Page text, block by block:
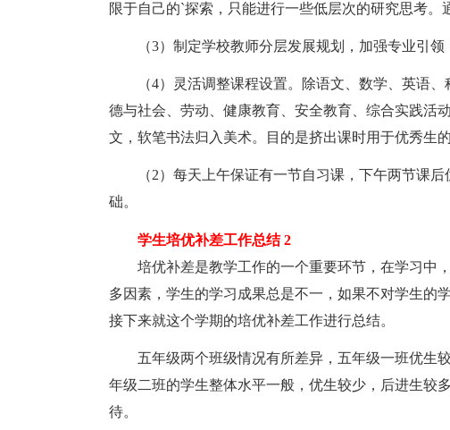
限于自己的`探索，只能进行一些低层次的研究思考。
（3）制定学校教师分层发展规划，加强专业引领
（4）灵活调整课程设置。除语文、数学、英语、
德与社会、劳动、健康教育、安全教育、综合实践活
文，软笔书法归入美术。目的是挤出课时用于优秀生
（2）每天上午保证有一节自习课，下午两节课后
础。
学生培优补差工作总结 2
培优补差是教学工作的一个重要环节，在学习中
多因素，学生的学习成果总是不一，如果不对学生的
接下来就这个学期的培优补差工作进行总结。
五年级两个班级情况有所差异，五年级一班优生
年级二班的学生整体水平一般，优生较少，后进生较
待。